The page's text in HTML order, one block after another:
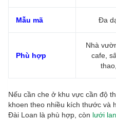
Mẫu mã Đa
Phù hợp
Nhà
cafe,
Nếu cần che ở khu vực cần độ
khoen theo nhiều kích thước và
Đài Loan là phù hợp, còn lưới